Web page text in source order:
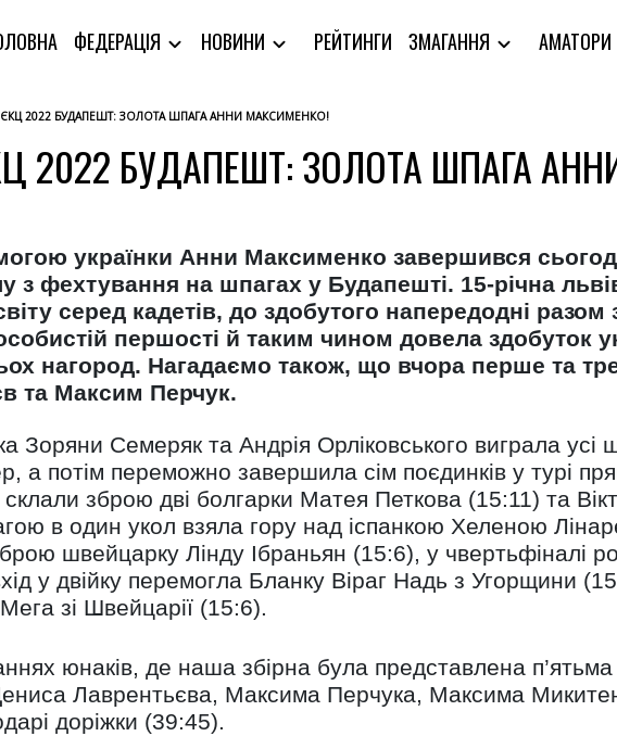
ФЕДЕРАЦІЯ НОВИНИ РЕЙТИНГИ ЗМАГАННЯ АМАТОРИ
ЄКЦ 2022 БУДАПЕШТ: ЗОЛОТА ШПАГА АННИ МАКСИМЕНКО!
2022 БУДАПЕШТ: ЗОЛОТА ШПАГА
українки Анни Максименко завершився
з фехтування на шпагах у Будапешті. 15-річна
серед кадетів, до здобутого напередодні
першості й таким чином довела здобуток
нагород. Нагадаємо також, що вчора перше та
та Максим Перчук.
Зоряни Семеряк та Андрія Орліковського виграла усі
а потім переможно завершила сім поєдинків у турі
склали зброю дві болгарки Матея Петкова (15:11) та
в один укол взяла гору над іспанкою Хеленою
швейцарку Лінду Ібраньян (15:6), у чвертьфіналі
у двійку перемогла Бланку Віраг Надь з Угорщини
зі Швейцарії (15:6).
юнаків, де наша збірна була представлена
Лаврентьєва, Максима Перчука, Максима
доріжки (39:45).